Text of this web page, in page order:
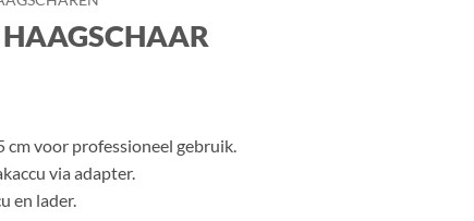
cm voor professioneel gebruik.
via adapter.
en lader.